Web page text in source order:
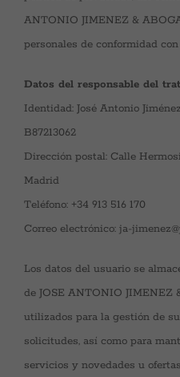
ANTONIO JIMENEZ &
personales de conformidad
Datos del responsable del
Identidad: José Antonio
B87213062
Dirección postal: Calle
Madrid
Teléfono: +34 913 516 170
Correo electrónico: ja-
Los datos del usuario se
de JOSE ANTONIO JIMENEZ
utilizados para la gestión de
solicitudes, así como para
servicios y novedades u